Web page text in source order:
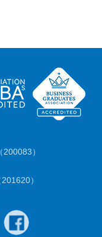
）
）